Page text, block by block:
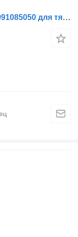
Шланг Conducta aer comprimat 51091085050 для тягача MAN TGX